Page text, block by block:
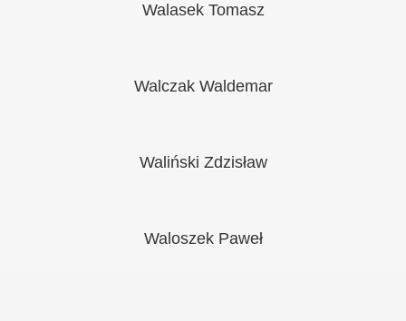
Walasek Tomasz
Walczak Waldemar
Waliński Zdzisław
Waloszek Paweł